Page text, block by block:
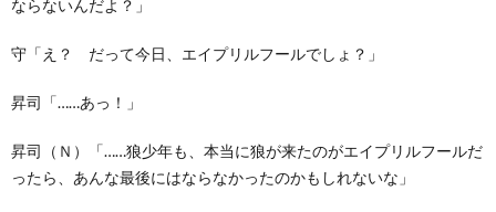
ならないんだよ？」
守「え？ だって今日、エイプリルフールでしょ？」
昇司「……あっ！」
昇司（Ｎ）「……狼少年も、本当に狼が来たのがエイプリルフールだ
ったら、あんな最後にはならなかったのかもしれないな」